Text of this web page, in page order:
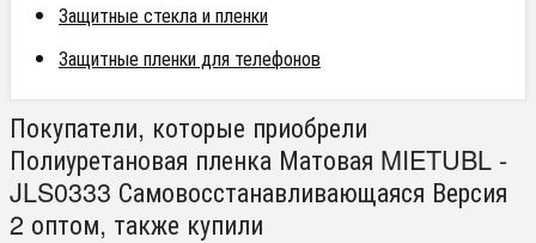
Защитные стекла и пленки
Защитные пленки для телефонов
Покупатели, которые приобрели
Полиуретановая пленка Матовая MIETUBL -
JLS0333 Самовосстанавливающаяся Версия
2 оптом, также купили